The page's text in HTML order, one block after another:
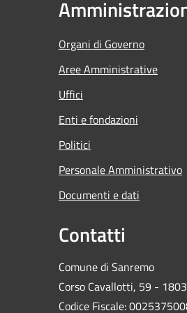
Organi di Governo
Aree Amministrative
Uffici
Enti e fondazioni
Politici
Personale Amministrativo
Documenti e dati
Contatti
Comune di Sanremo
Corso Cavallotti, 59 -
Codice Fiscale: